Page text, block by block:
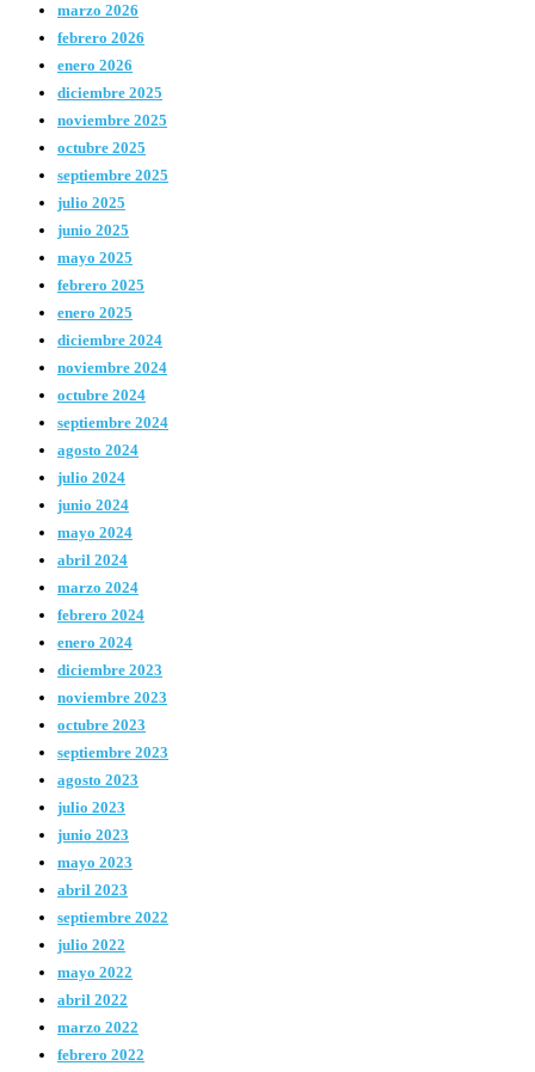
marzo 2026
febrero 2026
enero 2026
diciembre 2025
noviembre 2025
octubre 2025
septiembre 2025
julio 2025
junio 2025
mayo 2025
febrero 2025
enero 2025
diciembre 2024
noviembre 2024
octubre 2024
septiembre 2024
agosto 2024
julio 2024
junio 2024
mayo 2024
abril 2024
marzo 2024
febrero 2024
enero 2024
diciembre 2023
noviembre 2023
octubre 2023
septiembre 2023
agosto 2023
julio 2023
junio 2023
mayo 2023
abril 2023
septiembre 2022
julio 2022
mayo 2022
abril 2022
marzo 2022
febrero 2022